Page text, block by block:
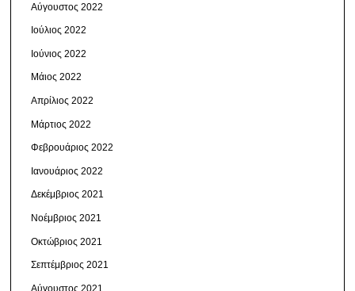
Αύγουστος 2022
Ιούλιος 2022
Ιούνιος 2022
Μάιος 2022
Απρίλιος 2022
Μάρτιος 2022
Φεβρουάριος 2022
Ιανουάριος 2022
Δεκέμβριος 2021
Νοέμβριος 2021
Οκτώβριος 2021
Σεπτέμβριος 2021
Αύγουστος 2021